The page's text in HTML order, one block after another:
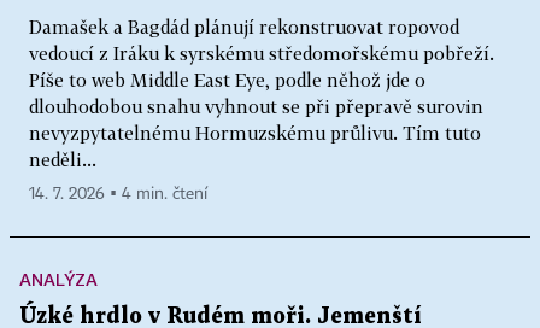
Damašek a Bagdád plánují rekonstruovat ropovod
vedoucí z Iráku k syrskému středomořskému pobřeží.
Píše to web Middle East Eye, podle něhož jde o
dlouhodobou snahu vyhnout se při přepravě surovin
nevyzpytatelnému Hormuzskému průlivu. Tím tuto
neděli...
14. 7. 2026 ▪ 4 min. čtení
ANALÝZA
Úzké hrdlo v Rudém moři. Jemenští